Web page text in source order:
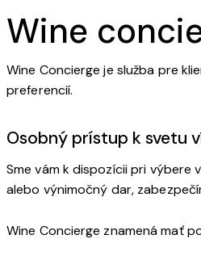
Wine
Wine Concierge je služba pre
preferencií.
Osobný prístup k svetu
Sme vám k dispozícii pri
alebo výnimočný dar,
Wine Concierge znamená mať